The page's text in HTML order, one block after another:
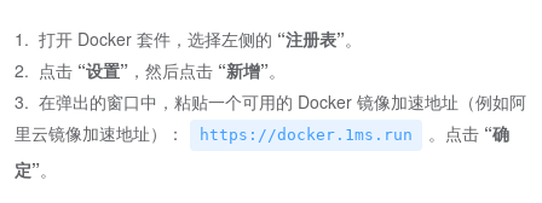
1. 打开 Docker 套件，选择左侧的 “注册表”。
2. 点击 “设置” ，然后点击 “新增”。
3. 在弹出的窗口中，粘贴一个可用的 Docker 镜像加速地址（例如阿
里云镜像加速地址）：
https://docker.1ms.run 。点击 “确
定”。